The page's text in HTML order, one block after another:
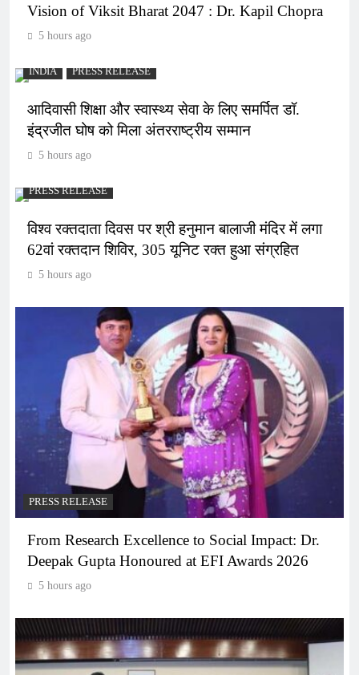
Vision of Viksit Bharat 2047 : Dr. Kapil Chopra
5 hours ago
INDIA PRESS RELEASE
आदिवासी शिक्षा और स्वास्थ्य सेवा के लिए समर्पित डॉ.
इंद्रजीत घोष को मिला अंतरराष्ट्रीय सम्मान
5 hours ago
PRESS RELEASE
विश्व रक्तदाता दिवस पर श्री हनुमान बालाजी मंदिर में लगा
62वां रक्तदान शिविर, 305 यूनिट रक्त हुआ संग्रहित
5 hours ago
PRESS RELEASE
From Research Excellence to Social Impact: Dr.
Deepak Gupta Honoured at EFI Awards 2026
5 hours ago